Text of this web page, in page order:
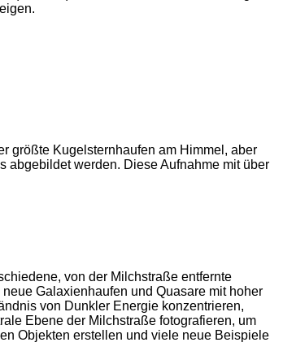
größte Kugelsternhaufen am Himmel, aber
abgebildet werden. Diese Aufnahme mit über
von der Milchstraße entfernte
Galaxienhaufen und Quasare mit hoher
von Dunkler Energie konzentrieren,
Ebene der Milchstraße fotografieren, um
Objekten erstellen und viele neue Beispiele